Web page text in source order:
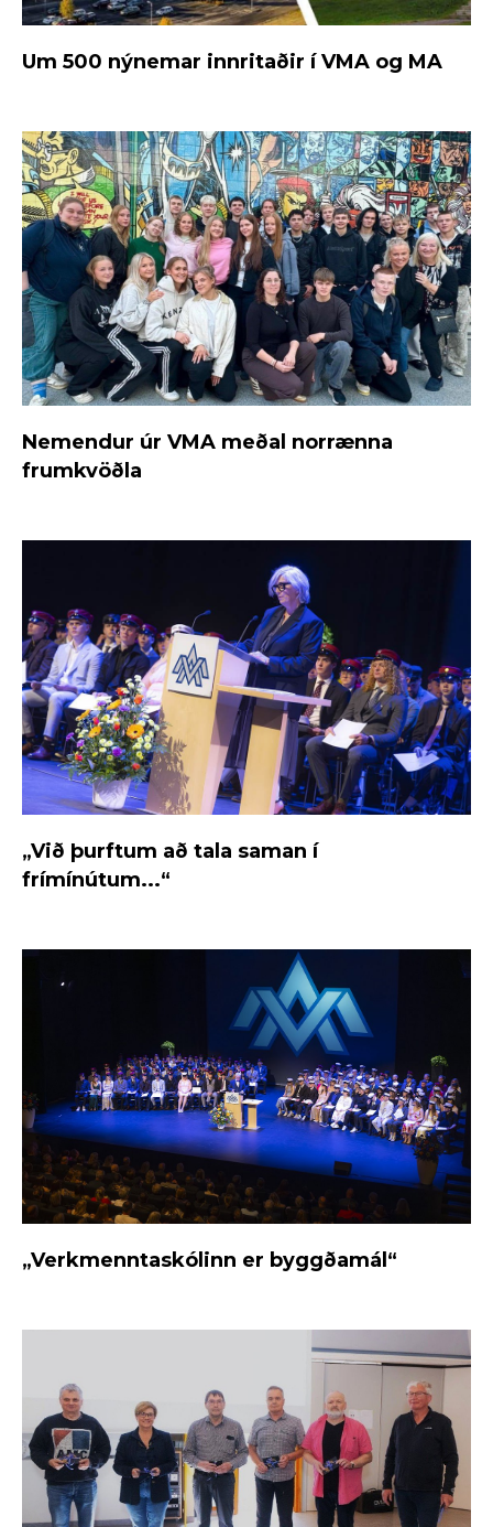
Um 500 nýnemar innritaðir í VMA og MA
Nemendur úr VMA meðal norrænna
frumkvöðla
„Við þurftum að tala saman í
frímínútum...“
„Verkmenntaskólinn er byggðamál“